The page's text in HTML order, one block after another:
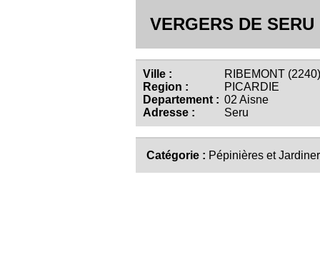
VERGERS DE SERU
Ville :
RIBEMONT (2240)
Region :
PICARDIE
Departement : 02 Aisne
Adresse :
Seru
Catégorie : Pépinières et